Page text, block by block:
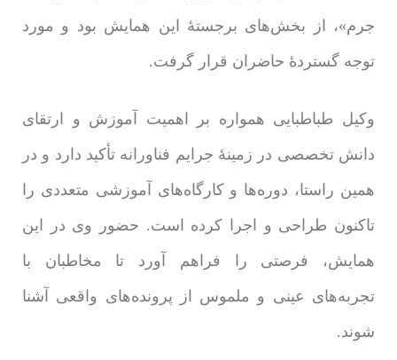
جرم»، از بخش‌های برجستۀ این همایش بود و مورد
توجه گستردۀ حاضران قرار گرفت.
وکیل طباطبایی همواره بر اهمیت آموزش و ارتقای
دانش تخصصی در زمینۀ جرایم فناورانه تأکید دارد و در
همین راستا، دوره‌ها و کارگاه‌های آموزشی متعددی را
تاکنون طراحی و اجرا کرده است. حضور وی در این
همایش، فرصتی را فراهم آورد تا مخاطبان با
تجربه‌های عینی و ملموس از پرونده‌های واقعی آشنا
شوند.